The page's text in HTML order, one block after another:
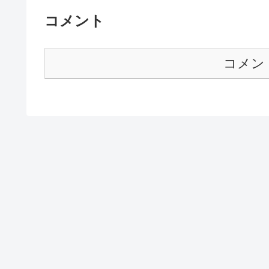
コメント
コメン